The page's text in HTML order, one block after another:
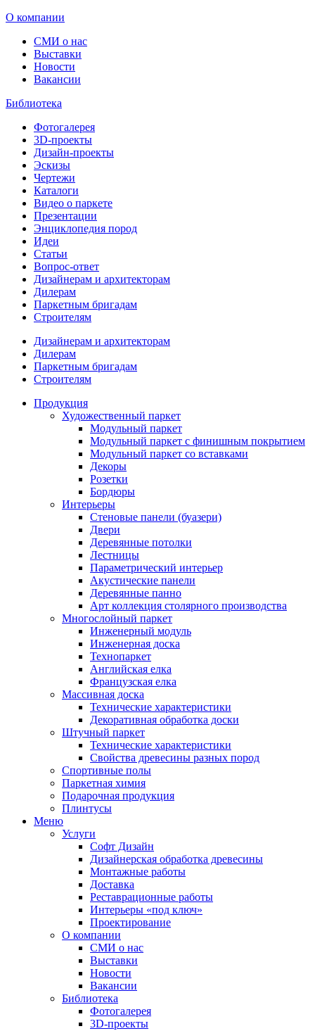
О компании
СМИ о нас
Выставки
Новости
Вакансии
Библиотека
Фотогалерея
3D-проекты
Дизайн-проекты
Эскизы
Чертежи
Каталоги
Видео о паркете
Презентации
Энциклопедия пород
Идеи
Статьи
Вопрос-ответ
Дизайнерам и архитекторам
Дилерам
Паркетным бригадам
Строителям
Дизайнерам и архитекторам
Дилерам
Паркетным бригадам
Строителям
Продукция
Художественный паркет
Модульный паркет
Модульный паркет с финишным покрытием
Модульный паркет со вставками
Декоры
Розетки
Бордюры
Интерьеры
Стеновые панели (буазери)
Двери
Деревянные потолки
Лестницы
Параметрический интерьер
Акустические панели
Деревянные панно
Арт коллекция столярного производства
Многослойный паркет
Инженерный модуль
Инженерная доска
Технопаркет
Английская елка
Французская елка
Массивная доска
Технические характеристики
Декоративная обработка доски
Штучный паркет
Технические характеристики
Свойства древесины разных пород
Спортивные полы
Паркетная химия
Подарочная продукция
Плинтусы
Меню
Услуги
Софт Дизайн
Дизайнерская обработка древесины
Монтажные работы
Доставка
Реставрационные работы
Интерьеры «под ключ»
Проектирование
О компании
СМИ о нас
Выставки
Новости
Вакансии
Библиотека
Фотогалерея
3D-проекты